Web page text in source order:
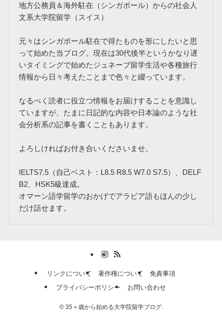
地方公務員＆海外駐在（シンガポール）からの社会人
文系大学院留学（スイス）
元々はシンガポール駐在で得たものを形にしたいと思
って始めた当ブログ。現在は30代後半というかなり遅
いタイミングで始めたジュネーブ留学生活や各種旅行
情報から日々考えたことまで色々と綴っています。
なるべく読者に役立つ情報をお届けすることを意識し
ていますが、たまに日記的な内容や日本論のような社
会分析系の記事を書くこともあります。
よろしければお付き合いくださいませ。
IELTS7.5（自己ベスト：L8.5 R8.5 W7.0 S7.5）、DELF
B2、HSK5級達成。
オマーン語学留学のおかげでアラビア語もほんの少し
だけ話せます。
リンクについて 著作権について
免責事項
プライバシーポリシー
お問い合わせ
©35＋歳から始める大学院留学ブログ.